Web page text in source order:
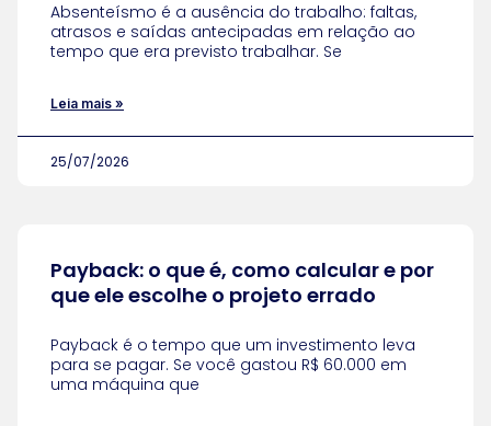
Absenteísmo é a ausência do trabalho: faltas,
atrasos e saídas antecipadas em relação ao
tempo que era previsto trabalhar. Se
Leia mais »
25/07/2026
Payback: o que é, como calcular e por
que ele escolhe o projeto errado
Payback é o tempo que um investimento leva
para se pagar. Se você gastou R$ 60.000 em
uma máquina que